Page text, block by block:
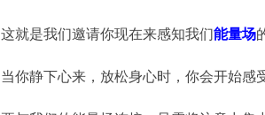
这就是我们邀请你现在来感知我们能量场
当你静下心来，放松身心时，你会开始感